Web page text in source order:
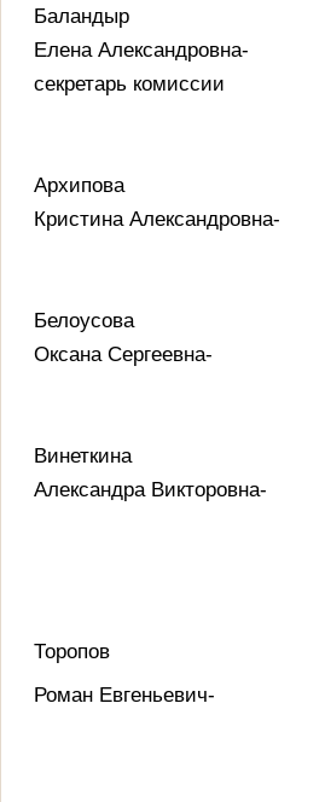
Баландыр
Елена Александровна-
секретарь комиссии
Архипова
Кристина Александровна-
Белоусова
Оксана Сергеевна-
Винеткина
Александра Викторовна-
Торопов
Роман Евгеньевич-